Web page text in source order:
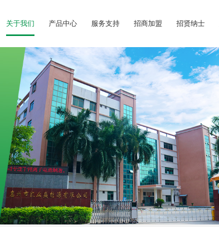
关于我们 产品中心 服务支持 招商加盟 招贤纳士